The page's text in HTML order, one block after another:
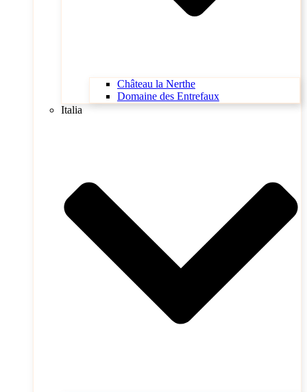
Château la Nerthe
Domaine des Entrefaux
Italia